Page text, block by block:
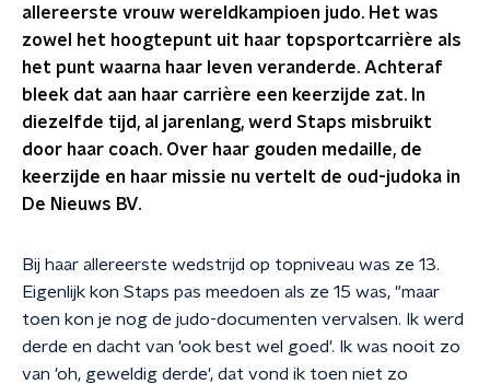
allereerste vrouw wereldkampioen judo. Het was
zowel het hoogtepunt uit haar topsportcarrière als
het punt waarna haar leven veranderde. Achteraf
bleek dat aan haar carrière een keerzijde zat. In
diezelfde tijd, al jarenlang, werd Staps misbruikt
door haar coach. Over haar gouden medaille, de
keerzijde en haar missie nu vertelt de oud-judoka in
De Nieuws BV.
Bij haar allereerste wedstrijd op topniveau was ze 13.
Eigenlijk kon Staps pas meedoen als ze 15 was, "maar
toen kon je nog de judo-documenten vervalsen. Ik werd
derde en dacht van 'ook best wel goed'. Ik was nooit zo
van 'oh, geweldig derde', dat vond ik toen niet zo